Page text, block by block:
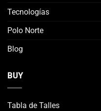
Tecnologías
Polo Norte
Blog
BUY
Tabla de Talles